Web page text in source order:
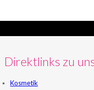
Direktlinks zu
Kosmetik